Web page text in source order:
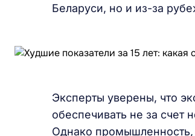
Беларуси, но и из-за
Эксперты уверены, что
обеспечивать не за
Однако промышленность,